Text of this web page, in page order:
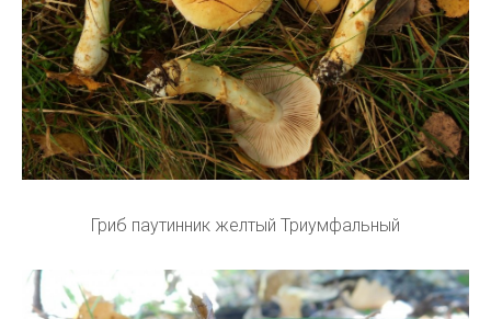
Гриб паутинник желтый Триумфальный